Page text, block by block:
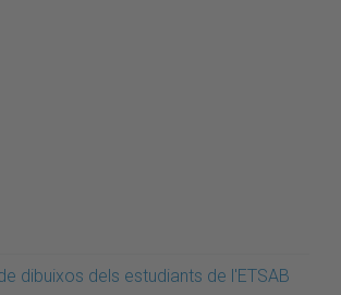
dibuixos dels estudiants de l'ETSAB